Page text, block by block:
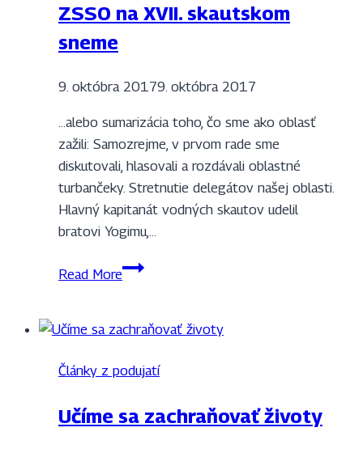
ZSSO na XVII. skautskom
sneme
9. októbra 20179. októbra 2017
…alebo sumarizácia toho, čo sme ako oblasť
zažili: Samozrejme, v prvom rade sme
diskutovali, hlasovali a rozdávali oblastné
turbančeky. Stretnutie delegátov našej oblasti.
Hlavný kapitanát vodných skautov udelil
bratovi Yogimu,…
Read MoreZSSO
skautskom
Články z podujatí
Učíme sa zachraňovať životy